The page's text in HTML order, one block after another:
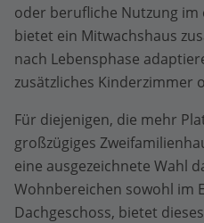
oder berufliche Nutzung
bietet ein Mitwachshaus
nach Lebensphase
zusätzliches Kinderzimmer
Für diejenigen, die mehr
großzügiges
eine ausgezeichnete Wahl
Wohnbereichen sowohl im
Dachgeschoss, bietet